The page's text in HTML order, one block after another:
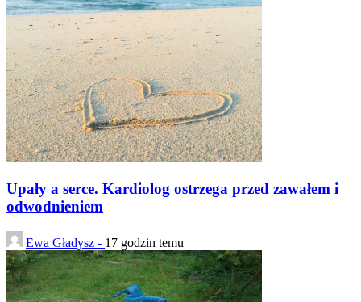
Upały a serce. Kardiolog ostrzega przed zawałem i
odwodnieniem
Ewa Gładysz - 17 godzin temu